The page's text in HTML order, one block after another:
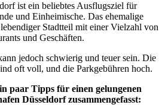
ist ein beliebtes Ausflugsziel für
und Einheimische. Das ehemalige
Stadtteil mit einer Vielzahl von
und Geschäften.
jedoch schwierig und teuer sein. Die
oft voll, und die Parkgebühren hoch.
paar Tipps für einen gelungenen
Düsseldorf zusammengefasst: